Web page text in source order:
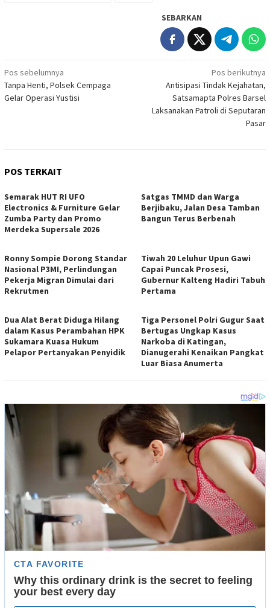
SEBARKAN
Navigasi
pos
Pos sebelumnya
Tanpa Henti, Polsek Cempaga
Gelar Operasi Yustisi
Pos berikutnya
Antisipasi Tindak Kejahatan,
Satsamapta Polres Barsel
Laksanakan Patroli di Seputaran
Pasar
POS TERKAIT
Semarak HUT RI UFO
Electronics & Furniture Gelar
Zumba Party dan Promo
Merdeka Supersale 2026
Satgas TMMD dan Warga
Berjibaku, Jalan Desa Tamban
Bangun Terus Berbenah
Ronny Sompie Dorong Standar
Nasional P3MI, Perlindungan
Pekerja Migran Dimulai dari
Rekrutmen
Tiwah 20 Leluhur Upun Gawi
Capai Puncak Prosesi,
Gubernur Kalteng Hadiri Tabuh
Pertama
Dua Alat Berat Diduga Hilang
dalam Kasus Perambahan HPK
Sukamara Kuasa Hukum
Pelapor Pertanyakan Penyidik
Tiga Personel Polri Gugur Saat
Bertugas Ungkap Kasus
Narkoba di Katingan,
Dianugerahi Kenaikan Pangkat
Luar Biasa Anumerta